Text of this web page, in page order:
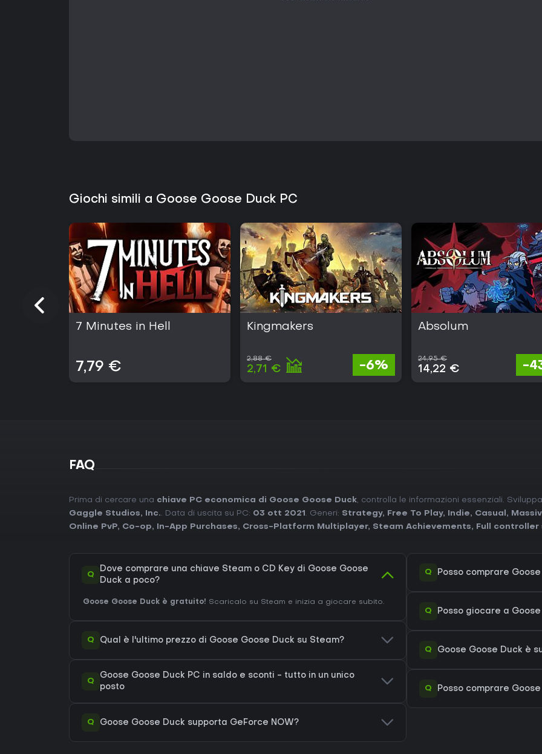
Giochi simili a Goose Goose Duck PC
7 Minutes in Hell
7,79 €
Kingmakers
2,88 €
2,71 € -6%
Absolum
24,95 €
14,22 € -
FAQ
Prima di cercare una chiave PC economica di Goose Goose Duck, controlla le informazioni essenziali.
Gaggle Studios, Inc.. Data di uscita su PC: 03 ott 2021 . Generi: Strategy, Free To Play, Indie, Casual ,
Online PvP, Co-op, In-App Purchases, Cross-Platform Multiplayer, Steam Achievements, Full controller
Q
Dove comprare una chiave Steam o CD Key di Goose Goose
Duck a poco?
Goose Goose Duck è gratuito! Scaricalo su Steam e inizia a giocare subito.
Q Qual è l'ultimo prezzo di Goose Goose Duck su Steam?
Q
Goose Goose Duck PC in saldo e sconti - tutto in un unico
posto
Q Goose Goose Duck supporta GeForce NOW?
Q Posso comprare
Q Posso giocare a
Q Goose Goose Duck è
Q Posso comprare